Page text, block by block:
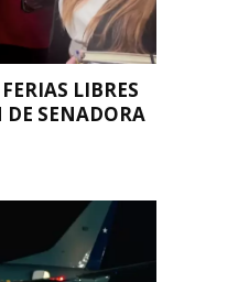
LIBRES
DE SENADORA